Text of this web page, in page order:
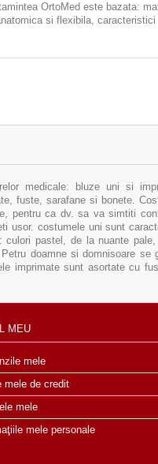
OrtoMed este bazata:
si flexibila,
medicale: bluze uni si
fuste, sarafane si bonete.
pentru ca dv. sa va simtiti
usor. costumele uni sunt
culori pastel, de la nuante pale,
doamne si domnisoare se
imprimate sunt asortate cu
MEU
mele
mele de credit
mele
mele personale